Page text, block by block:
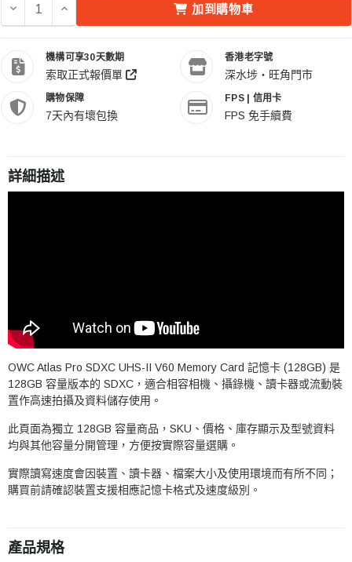
減少 OWC ATLAS PRO SDXC UHS-II V60 MEMORY
增加 OWC ATLAS PRO SDXC UHS-II V60
加到購物車
機構可享30天數期
索取正式報價單
香港老字號
深水埗・旺角門市
購物保障
7天內有壞包換
FPS | 信用卡
FPS 免手續費
詳細描述
OWC Atlas Pro SDXC UHS-II V60 Memory Card 記憶卡 (128GB) 是
128GB 容量版本的 SDXC，適合相容相機、攝錄機、讀卡器或流動裝
置作高速拍攝及資料儲存使用。
此頁面為獨立 128GB 容量商品，SKU、價格、庫存顯示及型號資料
均與其他容量分開管理，方便按實際容量選購。
實際讀寫速度會因裝置、讀卡器、檔案大小及使用環境而有所不同；
購買前請確認裝置支援相應記憶卡格式及速度級別。
產品規格